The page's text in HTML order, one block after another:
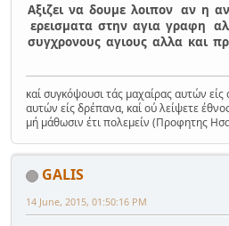
Αξιζει να δουμε λοιπον αν η
ερεισματα στην αγια γραφη
συγχρονους αγιους αλλα και
καί συγκόψουσι τάς μαχαίρας αυτών είς
αυτών είς δρέπανα, καί ού λείψετε
μή μάθωσιν έτι πολεμείν (Προφητης
GALIS
14 June, 2015, 01:50:16 PM